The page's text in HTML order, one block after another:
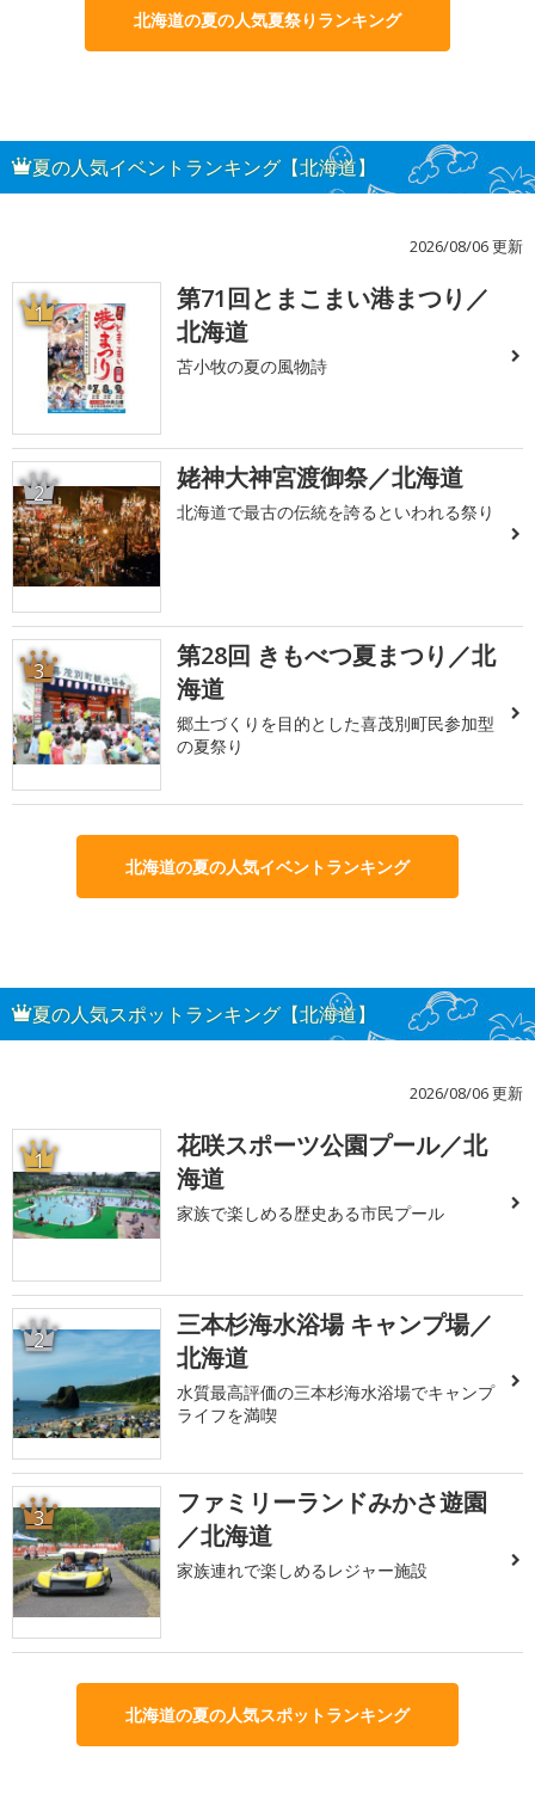
北海道の夏の人気夏祭りランキング
夏の人気イベントランキング【北海道】
2026/08/06 更新
1
第71回とまこまい港まつり／
北海道
苫小牧の夏の風物詩
2 姥神大神宮渡御祭／北海道
北海道で最古の伝統を誇るといわれる祭り
3
第28回 きもべつ夏まつり／北
海道
郷土づくりを目的とした喜茂別町民参加型
の夏祭り
北海道の夏の人気イベントランキング
夏の人気スポットランキング【北海道】
2026/08/06 更新
1
花咲スポーツ公園プール／北
海道
家族で楽しめる歴史ある市民プール
2
三本杉海水浴場 キャンプ場／
北海道
水質最高評価の三本杉海水浴場でキャンプ
ライフを満喫
3
ファミリーランドみかさ遊園
／北海道
家族連れで楽しめるレジャー施設
北海道の夏の人気スポットランキング